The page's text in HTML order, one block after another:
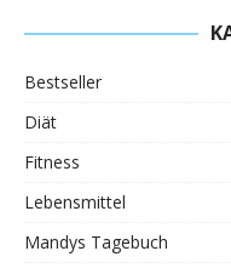
Bestseller
Diät
Fitness
Lebensmittel
Mandys Tagebuch